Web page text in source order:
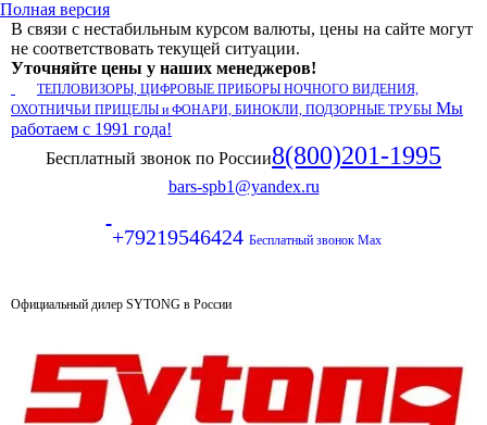
Полная версия
В связи с нестабильным курсом валюты, цены на сайте могут
не соответствовать текущей ситуации.
Уточняйте цены у наших менеджеров!
ТЕПЛОВИЗОРЫ, ЦИФРОВЫЕ ПРИБОРЫ НОЧНОГО ВИДЕНИЯ,
ОХОТНИЧЬИ ПРИЦЕЛЫ и ФОНАРИ, БИНОКЛИ, ПОДЗОРНЫЕ ТРУБЫ Мы
работаем с 1991 года!
Бесплатный звонок по России8(800)201-1995
bars-spb1@yandex.ru
+79219546424 Бесплатный звонок Max
Официальный дилер SYTONG в России